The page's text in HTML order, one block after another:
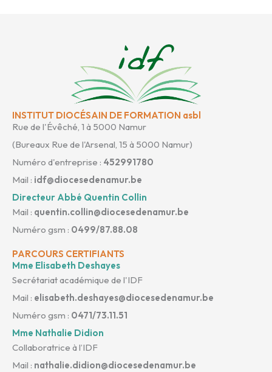
INSTITUT DIOCÉSAIN DE FORMATION asbl
Rue de l'Évêché, 1 à 5000 Namur
(Bureaux Rue de l'Arsenal, 15 à 5000 Namur)
Numéro d'entreprise : 452991780
Mail : idf@diocesedenamur.be
Directeur Abbé Quentin Collin
Mail : quentin.collin@diocesedenamur.be
Numéro gsm : 0499/87.88.08
PARCOURS CERTIFIANTS
Mme Elisabeth Deshayes
Secrétariat académique de l'IDF
Mail : elisabeth.deshayes@diocesedenamur.be
Numéro gsm : 0471/73.11.51
Mme Nathalie Didion
Collaboratrice à l’IDF
Mail : nathalie.didion@diocesedenamur.be